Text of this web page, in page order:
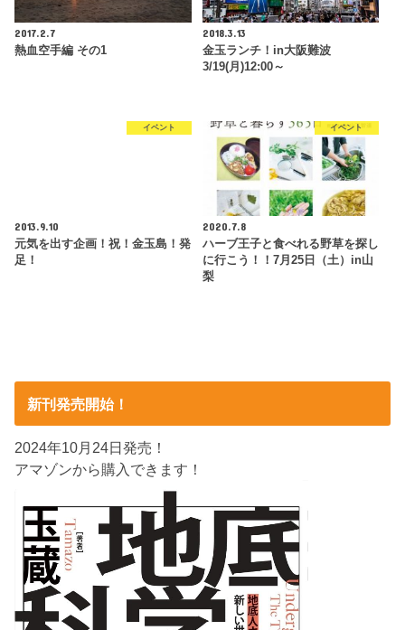
2017.2.7
熱血空手編 その1
2018.3.13
金玉ランチ！in大阪難波
3/19(月)12:00～
イベント
2013.9.10
元気を出す企画！祝！金玉島！発
足！
イベント
2020.7.8
ハーブ王子と食べれる野草を探し
に行こう！！7月25日（土）in山
梨
新刊発売開始！
2024年10月24日発売！
アマゾンから購入できます！